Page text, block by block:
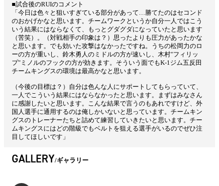
■試合後のRUIのコメント
「今日は色々と狙いすぎている部分があって…勝てたのはセコンド
のおかげかなと思います。チームワークというか自分一人ではこう
いう結果にはならなくて、もっとグダグダになっていたと思います
（苦笑）。（対戦相手の印象は？）思ったよりも圧力があったかな
と思います。でも効いた攻撃はなかったですね。うちの松岡力のロ
ーの方が重いし、鈴木勇人のミドルの方が速いし、木村"フィリッ
プ"ミノルのフックの方が効きます。そういう面でもK-1ジム五反田
チームキングスの環境は最高かなと思います。
（今後の目標は？）自分は色んな人にサポートしてもらっていて、
一人でこういう結果にはならなかったと思います。まずはみなさん
に感謝したいと思います。こんな結果で言うのもあれですけど、外
国人選手に通用するのは俺しかいないと思っています。チームキン
グスのトレーナーたちと詰めて練習していきたいと思います。チー
ムキングスにはどの階級でもベルトを狙える選手がいるのでぜひ注
目してほしいです」
GALLERY ギャラリー